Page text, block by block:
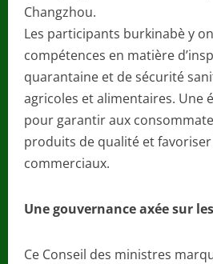
Changzhou.
Les participants burkinabè y
compétences en matière
quarantaine et de sécurité
agricoles et alimentaires. Une
pour garantir aux
produits de qualité et favoriser
commerciaux.
Une gouvernance axée sur
Ce Conseil des ministres